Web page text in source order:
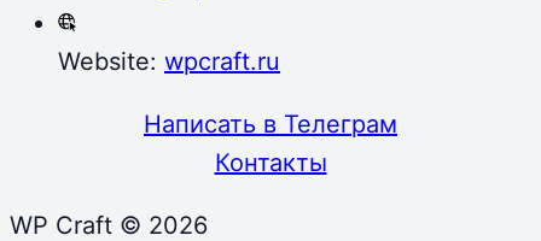
Website: wpcraft.ru
Написать в Телеграм
Контакты
WP Craft © 2026